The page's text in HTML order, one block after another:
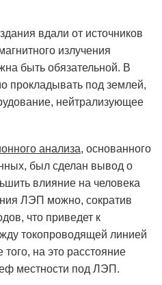
вдали от источников
излучения
быть обязательной. В
прокладывать под землей,
нейтрализующее
анализа, основанного
был сделан вывод о
влияние на человека
ЛЭП можно, сократив
что приведет к
токопроводящей линией
на это расстояние
местности под ЛЭП.